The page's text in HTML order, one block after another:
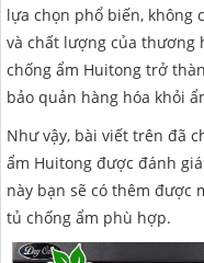
lựa chọn phổ biến, không
và chất lượng của thương
chống ẩm Huitong trở
bảo quản hàng hóa khỏi
Như vậy, bài viết trên đã
ẩm Huitong được đánh
này bạn sẽ có thêm được
tủ chống ẩm phù hợp.